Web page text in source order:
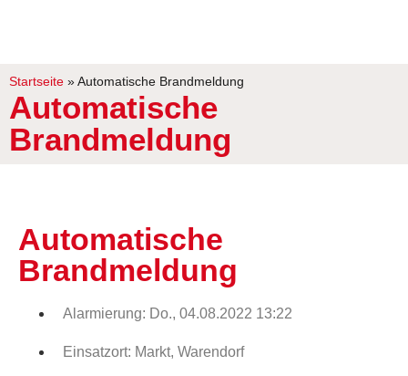
Startseite » Automatische Brandmeldung
Automatische
Brandmeldung
Automatische
Brandmeldung
Alarmierung: Do., 04.08.2022 13:22
Einsatzort: Markt, Warendorf